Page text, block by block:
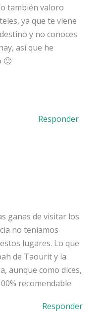
también valoro
ya que te viene
y no conoces
así que he
🙂
Responder
ganas de visitar los
no teníamos
lugares. Lo que
de Taourit y la
aunque como dices,
recomendable.
Responder